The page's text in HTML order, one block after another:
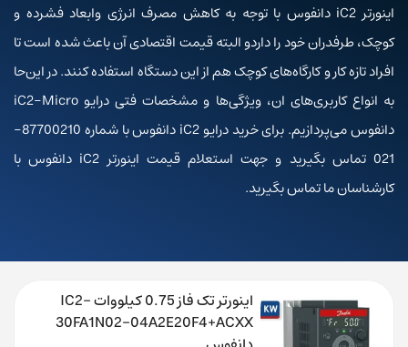
اینورتر iC2 دانفوس با توجه به کاهش مصرف انرژی وابعاد فشرده و
کوچک، طرفدران خود را داردو البته قیمت اقتصادی آن باعث شده است تا
افراد تازه کار و کارگاه‌های کوچک هم از این دستگاه استفاده کنند. در این‌حا
به انواع کاربری‌های ان، ویژگی‌ها و مشخصات فتی درایو iC2-Micro
دانفوس می‌پردازیم. برای خرید درایو iC2 دانفوس با شماره 87700210-
021 تماس بگیرید و جهت استعلام قیمت اینورتر iC2 دانفوس با
کارشناسان ما تماس بگیرید.
اینورتر تک فاز 0.75 کیلووات IC2-
30FA1N02-04A2E20F4+ACXX